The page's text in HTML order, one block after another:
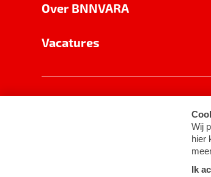
Over BNNVARA
Vacatures
Cookie-instellingen